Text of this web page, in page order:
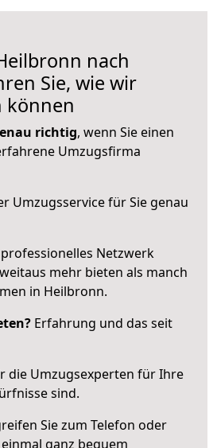
nach
Sie, wie wir
können
richtig, wenn Sie einen
Umzugsfirma
Umzugsservice für Sie genau
Netzwerk
mehr bieten als manch
in Heilbronn.
Erfahrung und das seit
die Umzugsexperten für Ihre
sind.
Sie zum Telefon oder
ganz bequem